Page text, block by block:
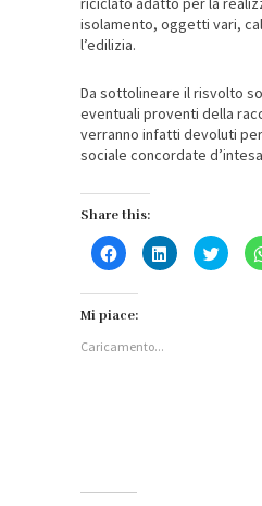
isolamento, oggetti vari,
l’edilizia.
Da sottolineare il risvolto
eventuali proventi della
verranno infatti devoluti
sociale concordate
Share this:
Fai
clic
Facebook
apre
in
Fai
clic
Fai
clic
Mi piace:
Caricamento...